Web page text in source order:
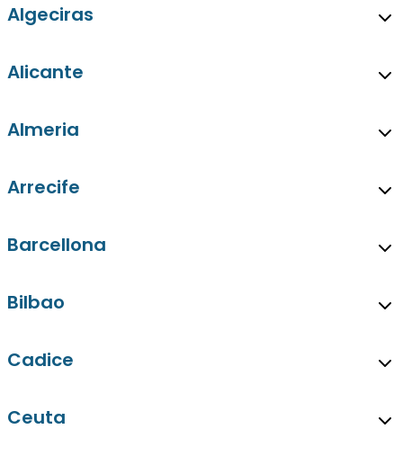
Algeciras
Alicante
Almeria
Arrecife
Barcellona
Bilbao
Cadice
Ceuta